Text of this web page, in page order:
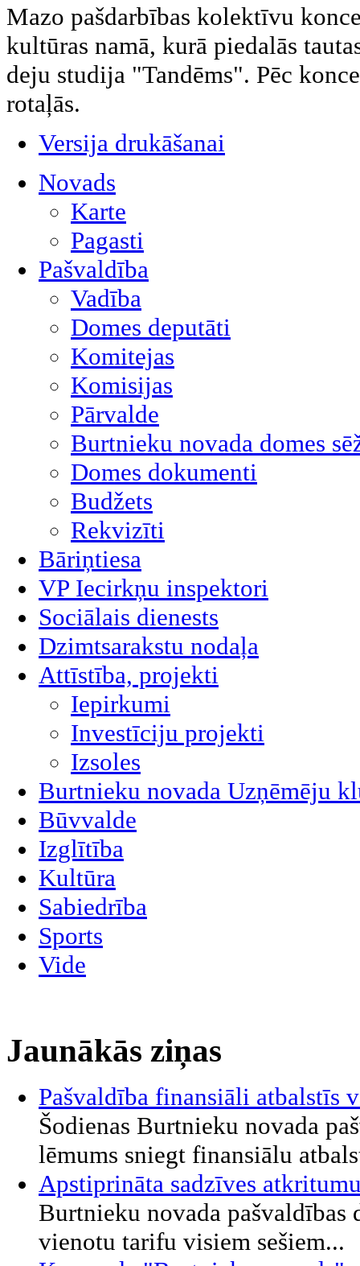
Mazo pašdarbības kolektīvu
kultūras namā, kurā piedalās
deju studija "Tandēms". Pēc
rotaļās.
Versija drukāšanai
Novads
Karte
Pagasti
Pašvaldība
Vadība
Domes deputāti
Komitejas
Komisijas
Pārvalde
Burtnieku novada domes
Domes dokumenti
Budžets
Rekvizīti
Bāriņtiesa
VP Iecirkņu inspektori
Sociālais dienests
Dzimtsarakstu nodaļa
Attīstība, projekti
Iepirkumi
Investīciju projekti
Izsoles
Burtnieku novada Uzņēmēju
Būvvalde
Izglītība
Kultūra
Sabiedrība
Sports
Vide
Jaunākās ziņas
Pašvaldība finansiāli atbalstīs
Šodienas Burtnieku novada
lēmums sniegt finansiālu
Apstiprināta sadzīves
Burtnieku novada pašvaldības
vienotu tarifu visiem sešiem...